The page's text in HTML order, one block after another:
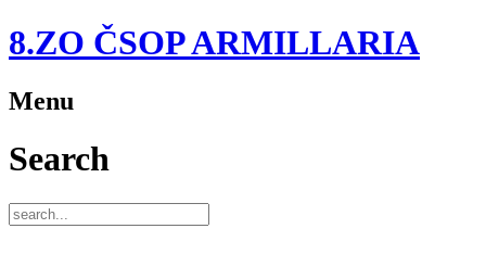
8.ZO ČSOP ARMILLARIA
Menu
Search